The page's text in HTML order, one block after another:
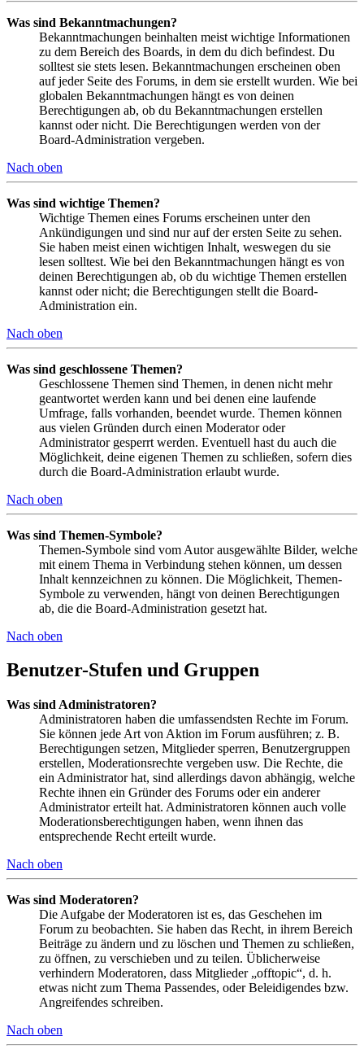
Was sind Bekanntmachungen?
Bekanntmachungen beinhalten meist wichtige Informationen
zu dem Bereich des Boards, in dem du dich befindest. Du
solltest sie stets lesen. Bekanntmachungen erscheinen oben
auf jeder Seite des Forums, in dem sie erstellt wurden. Wie bei
globalen Bekanntmachungen hängt es von deinen
Berechtigungen ab, ob du Bekanntmachungen erstellen
kannst oder nicht. Die Berechtigungen werden von der
Board-Administration vergeben.
Nach oben
Was sind wichtige Themen?
Wichtige Themen eines Forums erscheinen unter den
Ankündigungen und sind nur auf der ersten Seite zu sehen.
Sie haben meist einen wichtigen Inhalt, weswegen du sie
lesen solltest. Wie bei den Bekanntmachungen hängt es von
deinen Berechtigungen ab, ob du wichtige Themen erstellen
kannst oder nicht; die Berechtigungen stellt die Board-
Administration ein.
Nach oben
Was sind geschlossene Themen?
Geschlossene Themen sind Themen, in denen nicht mehr
geantwortet werden kann und bei denen eine laufende
Umfrage, falls vorhanden, beendet wurde. Themen können
aus vielen Gründen durch einen Moderator oder
Administrator gesperrt werden. Eventuell hast du auch die
Möglichkeit, deine eigenen Themen zu schließen, sofern dies
durch die Board-Administration erlaubt wurde.
Nach oben
Was sind Themen-Symbole?
Themen-Symbole sind vom Autor ausgewählte Bilder, welche
mit einem Thema in Verbindung stehen können, um dessen
Inhalt kennzeichnen zu können. Die Möglichkeit, Themen-
Symbole zu verwenden, hängt von deinen Berechtigungen
ab, die die Board-Administration gesetzt hat.
Nach oben
Benutzer-Stufen und Gruppen
Was sind Administratoren?
Administratoren haben die umfassendsten Rechte im Forum.
Sie können jede Art von Aktion im Forum ausführen; z. B.
Berechtigungen setzen, Mitglieder sperren, Benutzergruppen
erstellen, Moderationsrechte vergeben usw. Die Rechte, die
ein Administrator hat, sind allerdings davon abhängig, welche
Rechte ihnen ein Gründer des Forums oder ein anderer
Administrator erteilt hat. Administratoren können auch volle
Moderationsberechtigungen haben, wenn ihnen das
entsprechende Recht erteilt wurde.
Nach oben
Was sind Moderatoren?
Die Aufgabe der Moderatoren ist es, das Geschehen im
Forum zu beobachten. Sie haben das Recht, in ihrem Bereich
Beiträge zu ändern und zu löschen und Themen zu schließen,
zu öffnen, zu verschieben und zu teilen. Üblicherweise
verhindern Moderatoren, dass Mitglieder „offtopic“, d. h.
etwas nicht zum Thema Passendes, oder Beleidigendes bzw.
Angreifendes schreiben.
Nach oben